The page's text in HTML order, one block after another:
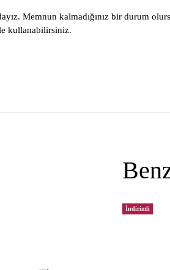
Memnun kalmadığınız bir durum
kullanabilirsiniz.
İndirimli